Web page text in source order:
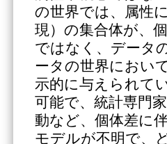
の世界では、属性
現）の集合体が、
ではなく、データ
ータの世界におい
示的に与えられて
可能で、統計専門
動など、個体差に
モデルが不明で、